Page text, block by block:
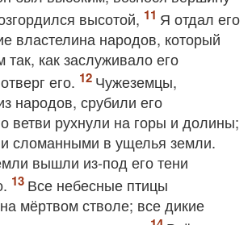
высотой,
Я отдал его
властелина народов, который
так, как заслуживало его
его.
Чужеземцы,
народов, срубили его
ветви рухнули на горы и долины;
сломанными в ущелья земли.
вышли из-под его тени
Все небесные птицы
мёртвом стволе; все дикие